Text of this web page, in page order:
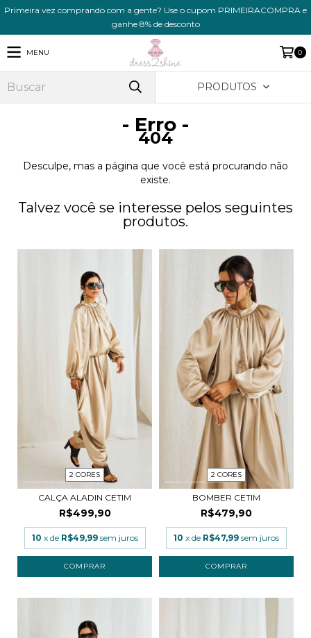
Primeira vez comprando com a gente? Use o cupom PRIMEIRACOMPRA e
ganhe 8% de desconto
MENU 0
PRODUTOS
- Erro -
404
Desculpe, mas a página que você está procurando não
existe.
Talvez você se interesse pelos seguintes
produtos.
2 CORES
CALÇA ALADIN CETIM
R$499,90
10 x de R$49,99 sem juros
COMPRAR
2 CORES
BOMBER CETIM
R$479,90
10 x de R$47,99 sem juros
COMPRAR